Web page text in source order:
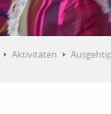
Aktivitäten